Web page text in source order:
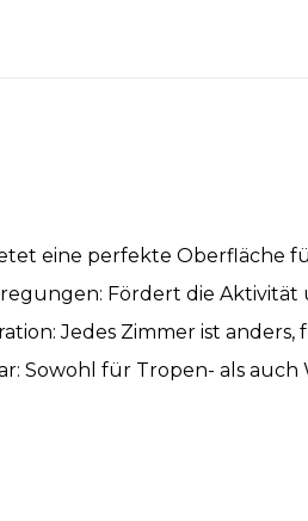
eine perfekte Oberfläche
Fördert die Aktivität
Jedes Zimmer ist
Sowohl für Tropen- als